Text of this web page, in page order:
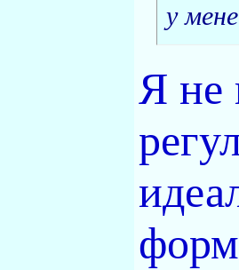
у
Я не